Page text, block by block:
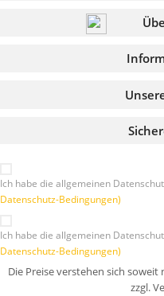
Ich habe die allgemeinen
Datenschutz-Bedingungen)
Ich habe die allgemeinen
Datenschutz-Bedingungen)
Die Preise verstehen sich
zzgl.